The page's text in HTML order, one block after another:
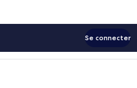
Se connecter